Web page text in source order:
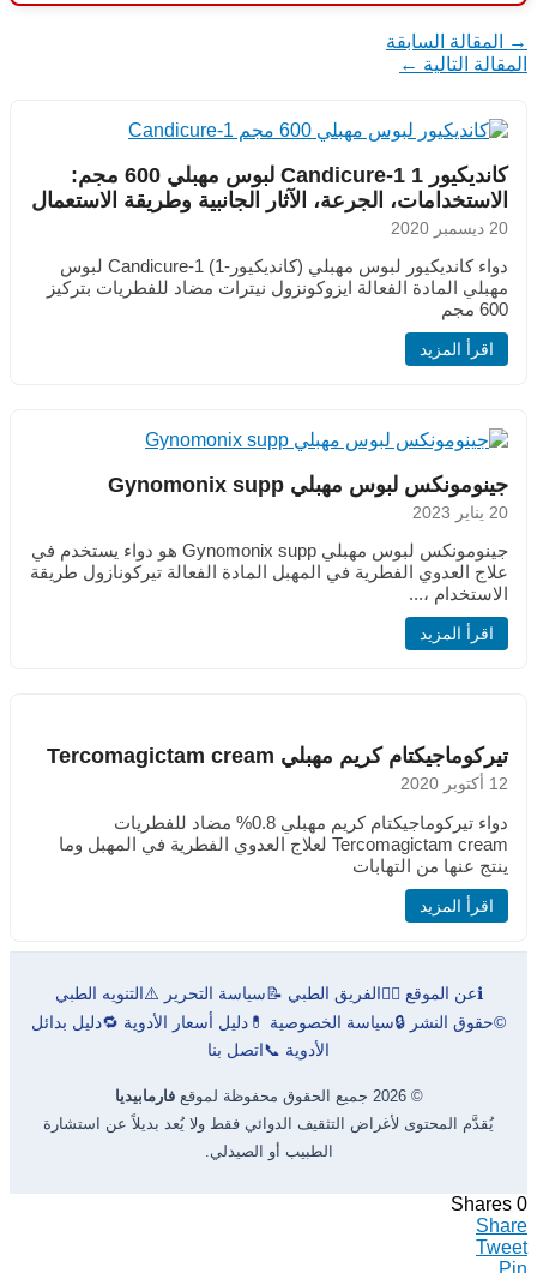
→
المقالة السابقة
المقالة التالية ←
كانديكيور 1 Candicure-1 لبوس مهبلي 600 مجم:
الاستخدامات، الجرعة، الآثار الجانبية وطريقة الاستعمال
20 ديسمبر 2020
دواء كانديكيور لبوس مهبلي (كانديكيور-1) Candicure-1 لبوس
مهبلي المادة الفعالة ايزوكونزول نيترات مضاد للفطريات بتركيز
600 مجم
اقرأ المزيد
جينومونكس لبوس مهبلي Gynomonix supp
20 يناير 2023
جينومونكس لبوس مهبلي Gynomonix supp هو دواء يستخدم في
علاج العدوي الفطرية في المهبل المادة الفعالة تيركونازول طريقة
الاستخدام ،...
اقرأ المزيد
تيركوماجيكتام كريم مهبلي Tercomagictam cream
12 أكتوبر 2020
دواء تيركوماجيكتام كريم مهبلي 0.8% مضاد للفطريات
Tercomagictam cream لعلاج العدوي الفطرية في المهبل وما
ينتج عنها من التهابات
اقرأ المزيد
ℹ️عن الموقع 👨‍⚕️الفريق الطبي 📝سياسة التحرير ⚠️التنويه الطبي
©حقوق النشر 🔒سياسة الخصوصية 💊 دليل أسعار الأدوية 🔁دليل بدائل
الأدوية 📞اتصل بنا
© 2026 جميع الحقوق محفوظة لموقع
فارمابيديا
يُقدَّم المحتوى لأغراض التثقيف الدوائي فقط ولا يُعد بديلاً عن استشارة
الطبيب أو الصيدلي.
0
Shares
Share
Tweet
Pin